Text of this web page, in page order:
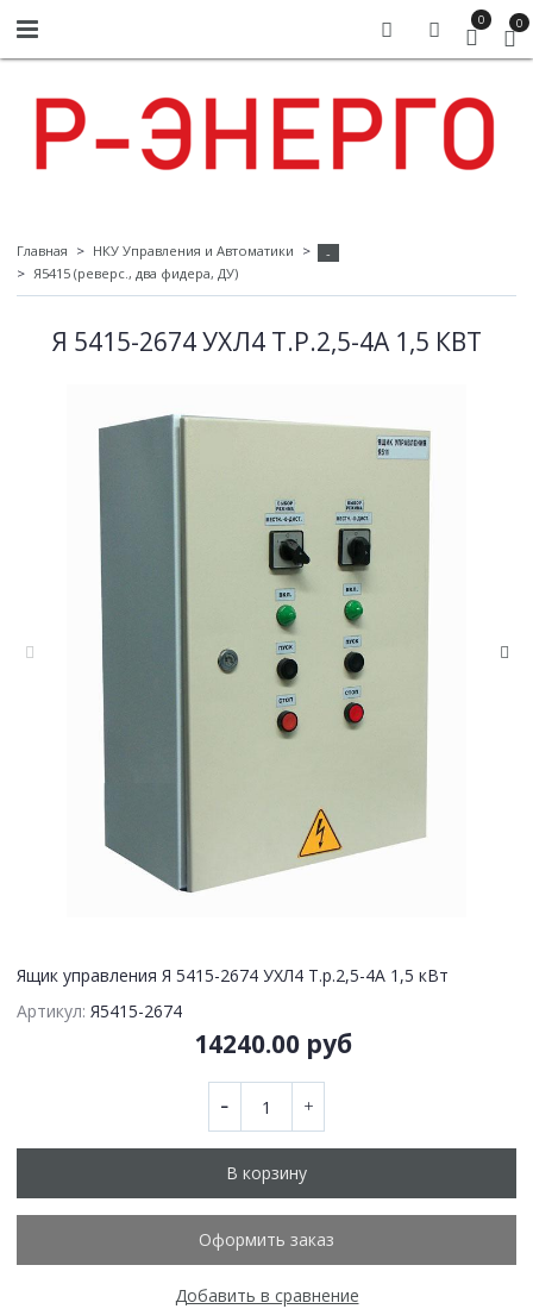
0 0
Главная НКУ Управления и Автоматики
-
Я5415 (реверс., два фидера, ДУ)
Я 5415-2674 УХЛ4 Т.Р.2,5-4А 1,5 КВТ
Ящик управления Я 5415-2674 УХЛ4 Т.р.2,5-4А 1,5 кВт
Артикул: Я5415-2674
14240.00 руб
В корзину
Оформить заказ
Добавить в сравнение